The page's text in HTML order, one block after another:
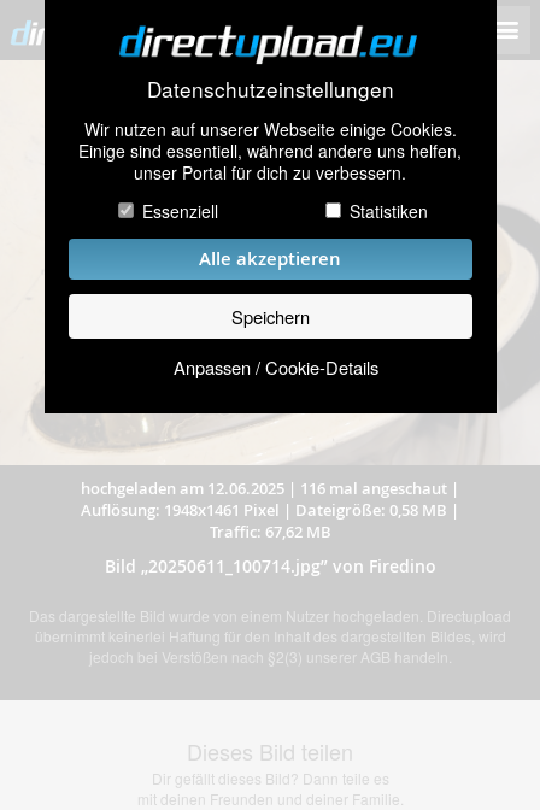
Datenschutzeinstellungen
Wir nutzen auf unserer Webseite einige Cookies.
Einige sind essentiell, während andere uns helfen,
unser Portal für dich zu verbessern.
Essenziell
Statistiken
Alle akzeptieren
Speichern
Anpassen / Cookie-Details
hochgeladen am 12.06.2025 | 116 mal angeschaut |
Auflösung: 1948x1461 Pixel | Dateigröße: 0,58 MB |
Traffic: 67,62 MB
Bild „20250611_100714.jpg” von Firedino
Das dargestellte Bild wurde von einem Nutzer hochgeladen. Directupload
übernimmt keinerlei Haftung für den Inhalt des dargestellten Bildes, wird
jedoch bei Verstößen nach §2(3) unserer AGB handeln.
Dieses Bild teilen
Dir gefällt dieses Bild? Dann teile es
mit deinen Freunden und deiner Familie.